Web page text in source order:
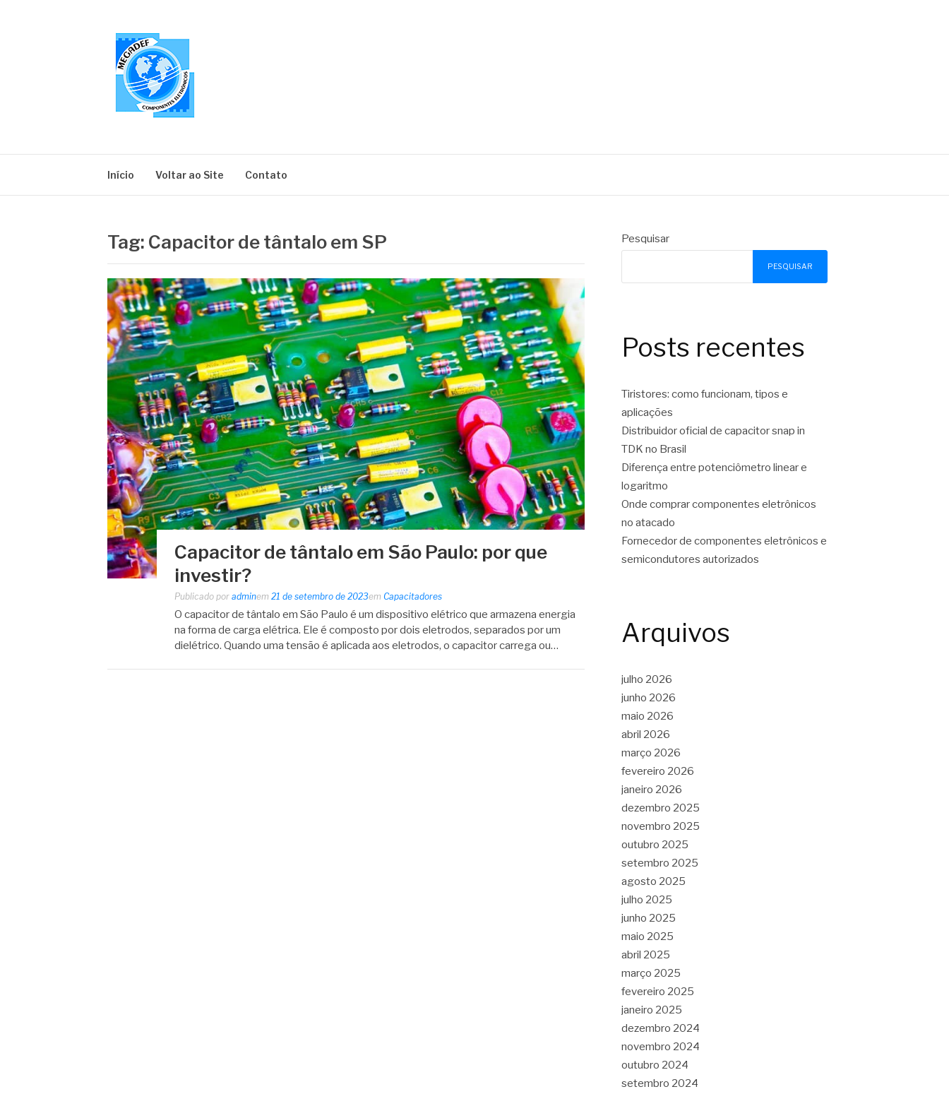
Início Voltar ao Site Contato
Tag: Capacitor de tântalo em SP
Capacitor de tântalo em São Paulo: por que
investir?
Publicado por adminem 21 de setembro de 2023em Capacitadores
O capacitor de tântalo em São Paulo é um dispositivo elétrico que armazena energia
na forma de carga elétrica. Ele é composto por dois eletrodos, separados por um
dielétrico. Quando uma tensão é aplicada aos eletrodos, o capacitor carrega ou…
Pesquisar
PESQUISAR
Posts recentes
Tiristores: como funcionam, tipos e
aplicações
Distribuidor oficial de capacitor snap in
TDK no Brasil
Diferença entre potenciômetro linear e
logaritmo
Onde comprar componentes eletrônicos
no atacado
Fornecedor de componentes eletrônicos e
semicondutores autorizados
Arquivos
julho 2026
junho 2026
maio 2026
abril 2026
março 2026
fevereiro 2026
janeiro 2026
dezembro 2025
novembro 2025
outubro 2025
setembro 2025
agosto 2025
julho 2025
junho 2025
maio 2025
abril 2025
março 2025
fevereiro 2025
janeiro 2025
dezembro 2024
novembro 2024
outubro 2024
setembro 2024